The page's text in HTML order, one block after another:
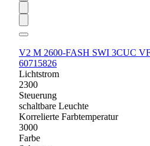
V2 M 2600-FASH SWI 3CUC
60715826
Lichtstrom
2300
Steuerung
schaltbare Leuchte
Korrelierte Farbtemperatur
3000
Farbe